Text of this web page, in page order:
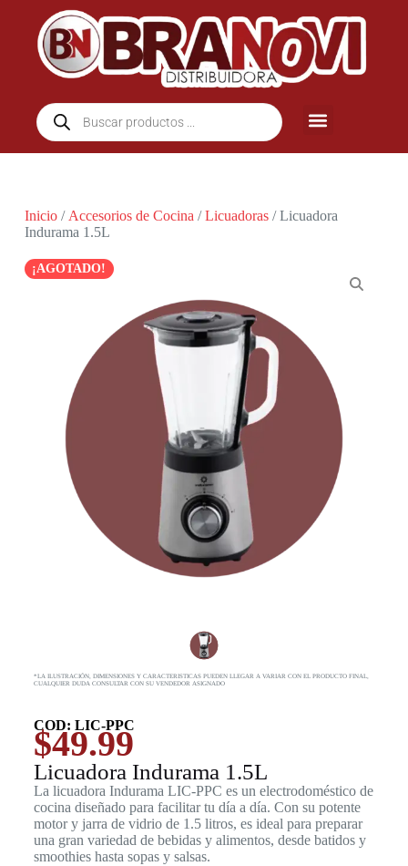
Inicio/ Accesorios de Cocina /Licuadoras/ Licuadora
Indurama 1.5L
¡AGOTADO!
*LA ILUSTRACIÓN, DIMENSIONES Y CARACTERISTICAS PUEDEN LLEGAR A VARIAR CON EL PRODUCTO FINAL,
CUALQUIER DUDA CONSULTAR CON SU VENDEDOR ASIGNADO
COD: LIC-PPC
$49.99
Licuadora Indurama 1.5L
La licuadora Indurama LIC-PPC es un electrodoméstico de
cocina diseñado para facilitar tu día a día. Con su potente
motor y jarra de vidrio de 1.5 litros, es ideal para preparar
una gran variedad de bebidas y alimentos, desde batidos y
smoothies hasta sopas y salsas.